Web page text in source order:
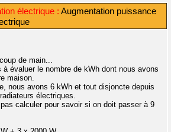
électrique : Augmentation puissance
de main...
à évaluer le nombre de kWh dont nous avons
maison.
nous avons 6 kWh et tout disjoncte depuis
électriques.
calculer pour savoir si on doit passer à 9